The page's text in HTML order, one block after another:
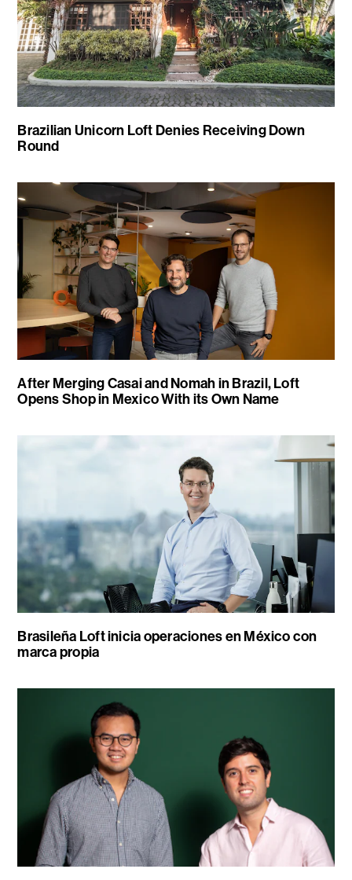
Brazilian Unicorn Loft Denies Receiving Down
Round
After Merging Casai and Nomah in Brazil, Loft
Opens Shop in Mexico With its Own Name
Brasileña Loft inicia operaciones en México con
marca propia